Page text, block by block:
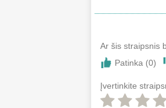
Ar šis straipsnis
Patinka (0)
Įvertinkite